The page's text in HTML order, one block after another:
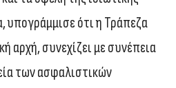
υπογράμμισε ότι η Τράπεζα
αρχή, συνεχίζει με συνέπεια
των ασφαλιστικών